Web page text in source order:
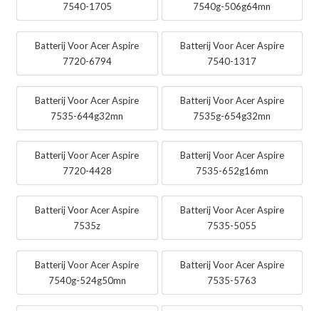
7540-1705
7540g-506g64mn
Batterij Voor Acer Aspire
7720-6794
Batterij Voor Acer Aspire
7540-1317
Batterij Voor Acer Aspire
7535-644g32mn
Batterij Voor Acer Aspire
7535g-654g32mn
Batterij Voor Acer Aspire
7720-4428
Batterij Voor Acer Aspire
7535-652g16mn
Batterij Voor Acer Aspire
7535z
Batterij Voor Acer Aspire
7535-5055
Batterij Voor Acer Aspire
7540g-524g50mn
Batterij Voor Acer Aspire
7535-5763